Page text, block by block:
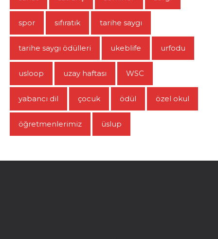
spor sıfıratık tarihe saygı
tarihe saygı ödülleri ukeblife urfodu
usloop uzay haftası WSC
yabancı dil çocuk ödül özel okul
öğretmenlerimiz üslup